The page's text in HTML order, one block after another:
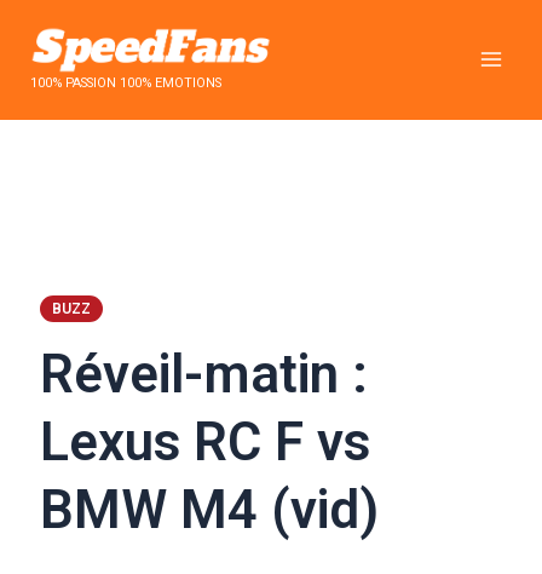
contenu100% PASSION 100% EMOTIONS
BUZZ
Réveil-matin :
Lexus RC F vs
BMW M4 (vid)